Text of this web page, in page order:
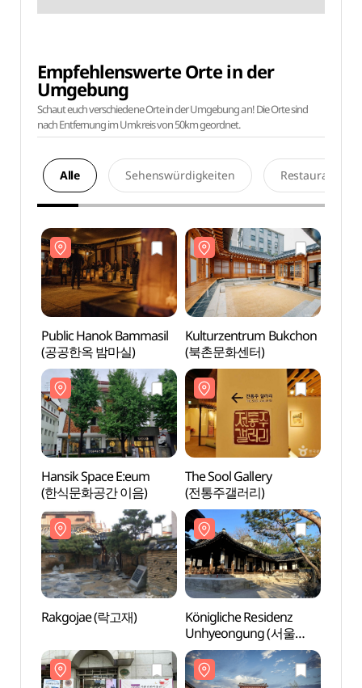
Empfehlenswerte Orte in der
Umgebung
Schaut euch verschiedene Orte in der Umgebung an! Die Orte sind
nach Entfernung im Umkreis von 50km geordnet.
Alle Sehenswürdigkeiten Restaurants
Public Hanok Bammasil
(공공한옥 밤마실)
Kulturzentrum Bukchon
(북촌문화센터)
Hansik Space E:eum
(한식문화공간 이음)
The Sool Gallery
(전통주갤러리)
Rakgojae (락고재)
Königliche Residenz
Unhyeongung (서울
운현궁)